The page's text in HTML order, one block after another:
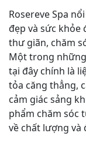
Rosereve Spa
đẹp và sức khỏe
thư giãn, chăm
Một trong
tại đây chính là
tỏa căng thẳng,
cảm giác sảng
phẩm chăm sóc
về chất lượng và